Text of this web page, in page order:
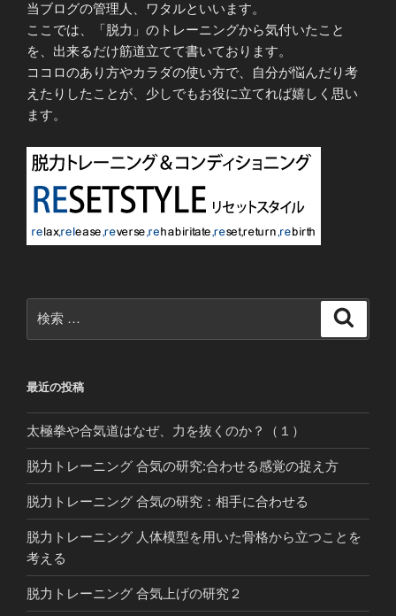
当ブログの管理人、ワタルといいます。
ここでは、「脱力」のトレーニングから気付いたこと
を、出来るだけ筋道立てて書いております。
ココロのあり方やカラダの使い方で、自分が悩んだり考
えたりしたことが、少しでもお役に立てれば嬉しく思い
ます。
索:
最近の投稿
太極拳や合気道はなぜ、力を抜くのか？（１）
脱力トレーニング 合気の研究:合わせる感覚の捉え方
脱力トレーニング 合気の研究：相手に合わせる
脱力トレーニング 人体模型を用いた骨格から立つことを
考える
脱力トレーニング 合気上げの研究２